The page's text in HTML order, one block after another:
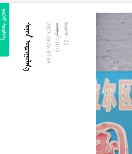
    2013-10-26 07:49  1079  23